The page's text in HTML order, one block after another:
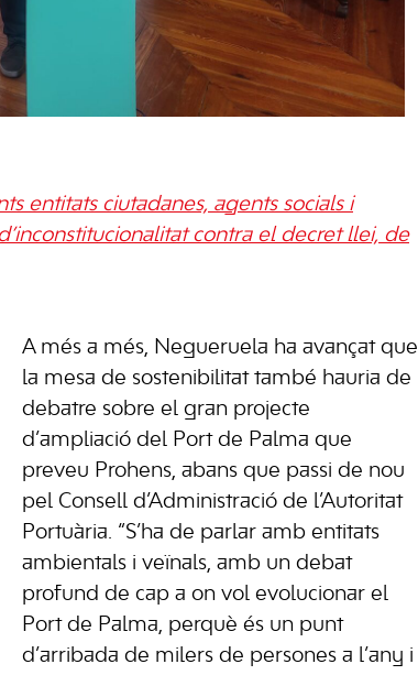
entitats ciutadanes, agents socials i
contra el decret llei, de
A més a més, Negueruela ha avançat que
la mesa de sostenibilitat també hauria de
debatre sobre el gran projecte
d’ampliació del Port de Palma que
preveu Prohens, abans que passi de nou
pel Consell d’Administració de l’Autoritat
Portuària. “S’ha de parlar amb entitats
ambientals i veïnals, amb un debat
profund de cap a on vol evolucionar el
Port de Palma, perquè és un punt
d’arribada de milers de persones a l’any i